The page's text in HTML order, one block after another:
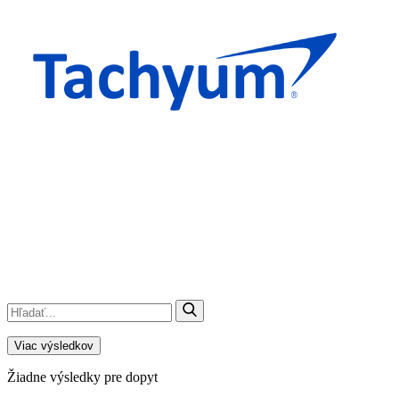
Viac výsledkov
Žiadne výsledky pre dopyt